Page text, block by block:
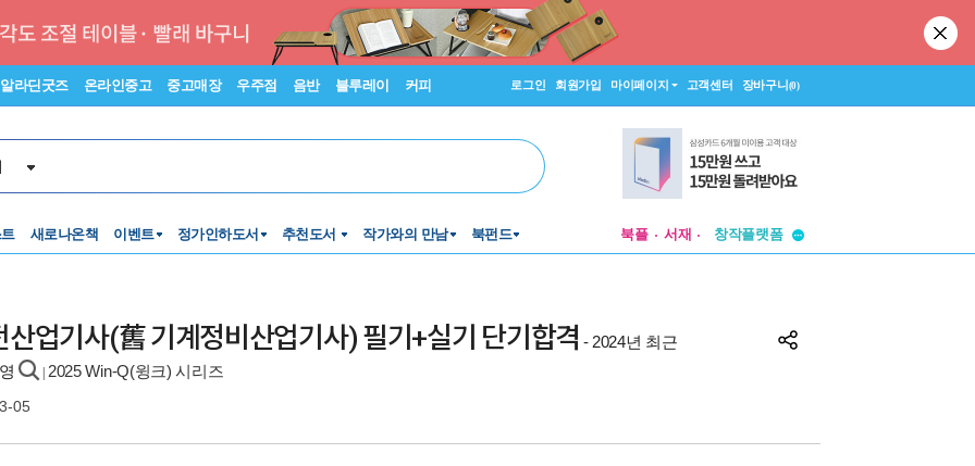
알라딘굿즈 온라인중고 중고매장 우주점 음반 블루레이 커피 로그인 회원가입 마이페이지 고객센터 장바구니(0)
새로나온책 이벤트 정가인하도서 추천도서 작가와의 만남 북펀드 북플 서재
창작플랫폼
업기사(舊 기계정비산업기사) 필기+실기 단기합격 - 2024년 최근
2025 Win-Q(윙크) 시리즈
05